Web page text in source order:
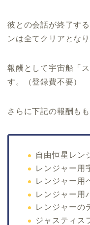
彼との会話が終了す
ンは全てクリアとなり
報酬として宇宙船「
す。（登録費不要）
さらに下記の報酬もも
自由恒星レン
レンジャー用
レンジャー用
レンジャー用
レンジャーの
ジャスティス